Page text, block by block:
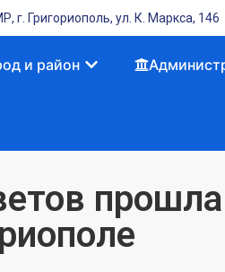
г. Григориополь, ул. К. Маркса, 146
и район